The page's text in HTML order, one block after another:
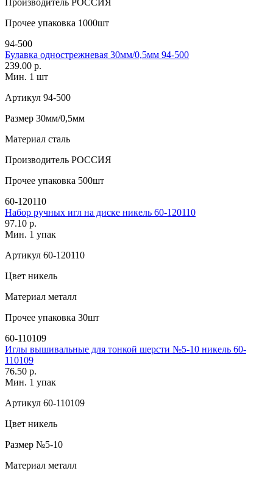
Прочее упаковка 1000шт
94-500
Булавка однострежневая 30мм/0,5мм 94-500
239.00 р.
Мин. 1 шт
Артикул 94-500
Размер 30мм/0,5мм
Материал сталь
Производитель РОССИЯ
Прочее упаковка 500шт
60-120110
Набор ручных игл на диске никель 60-120110
97.10 р.
Мин. 1 упак
Артикул 60-120110
Цвет никель
Материал металл
Прочее упаковка 30шт
60-110109
Иглы вышивальные для тонкой шерсти №5-10 никель 60-
110109
76.50 р.
Мин. 1 упак
Артикул 60-110109
Цвет никель
Размер №5-10
Материал металл